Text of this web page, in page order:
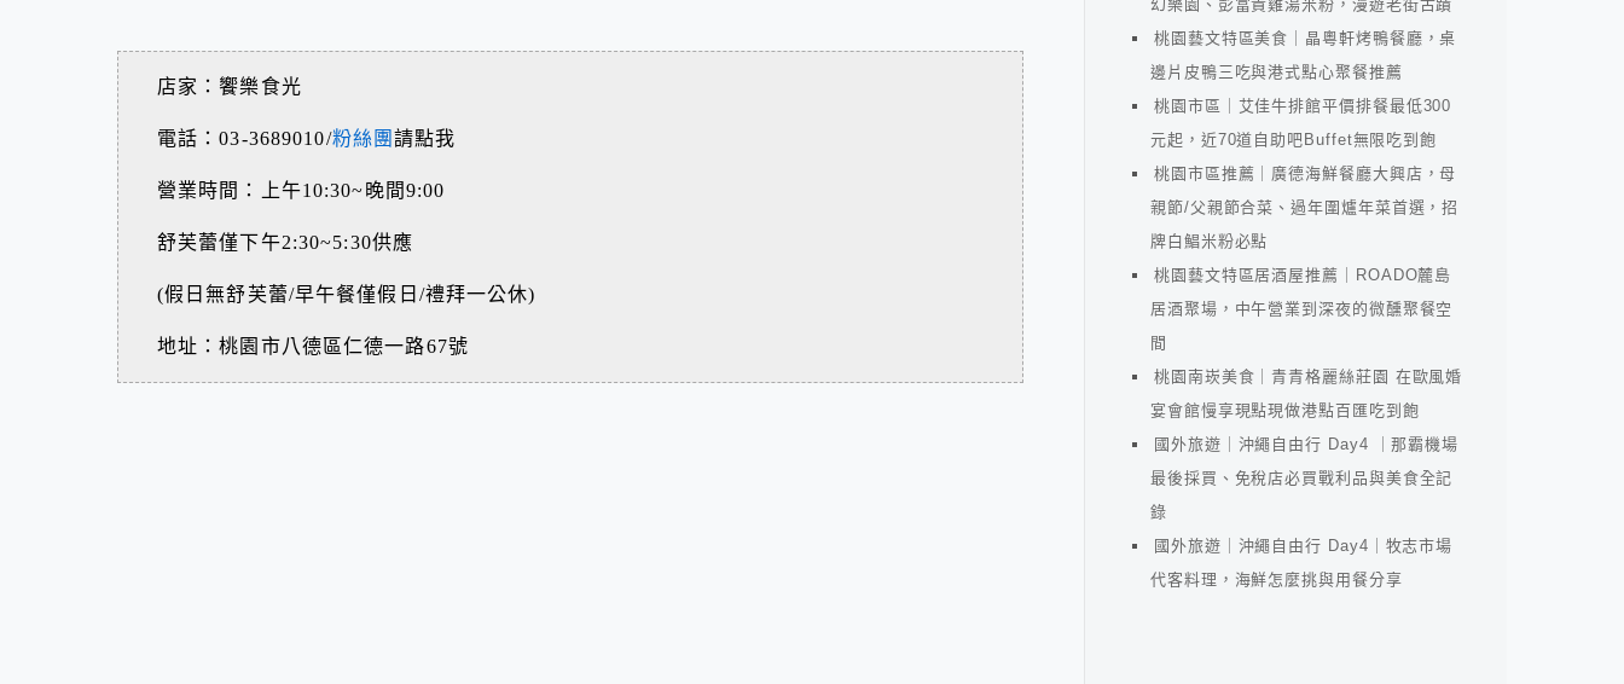
店家：饗樂食光
電話：03-3689010/粉絲團請點我
營業時間：上午10:30~晚間9:00
舒芙蕾僅下午2:30~5:30供應
(假日無舒芙蕾/早午餐僅假日/禮拜一公休)
地址：桃園市八德區仁德一路67號
幻樂園、彭富貴雞湯米粉，漫遊老街古蹟
桃園藝文特區美食｜晶粵軒烤鴨餐廳，桌
邊片皮鴨三吃與港式點心聚餐推薦
桃園市區｜艾佳牛排館平價排餐最低300
元起，近70道自助吧Buffet無限吃到飽
桃園市區推薦｜廣德海鮮餐廳大興店，母
親節/父親節合菜、過年圍爐年菜首選，招
牌白鯧米粉必點
桃園藝文特區居酒屋推薦｜ROADO麓島
居酒聚場，中午營業到深夜的微醺聚餐空
間
桃園南崁美食｜青青格麗絲莊園 在歐風婚
宴會館慢享現點現做港點百匯吃到飽
國外旅遊｜沖繩自由行 Day4 ｜那霸機場
最後採買、免稅店必買戰利品與美食全記
錄
國外旅遊｜沖繩自由行 Day4｜牧志市場
代客料理，海鮮怎麼挑與用餐分享